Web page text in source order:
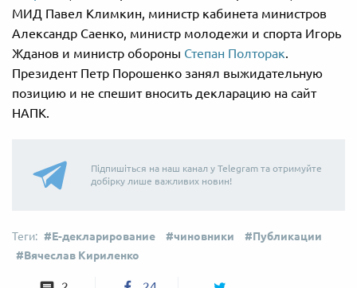
МИД Павел Климкин, министр кабинета министров
Александр Саенко, министр молодежи и спорта Игорь
Жданов и министр обороны Степан Полторак.
Президент Петр Порошенко занял выжидательную
позицию и не спешит вносить декларацию на сайт
НАПК.
Підпишіться на наш канал у Telegram та отримуйте
добірку лише важливих новин!
Е-декларирование чиновники
Публикации
Вячеслав Кириленко